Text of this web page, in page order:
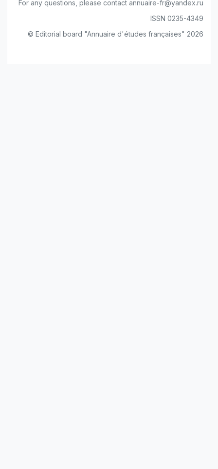
For any questions, please contact annuaire-fr@yandex.ru
ISSN 0235-4349
© Editorial board "Annuaire d'études françaises" 2026